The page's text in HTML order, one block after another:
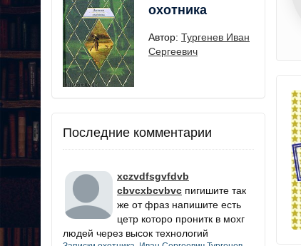
охотника
Автор: Тургенев Иван
Сергеевич
Последние комментарии
xczvdfsgvfdvb
cbvcxbcvbvc пигишите так
же от фраз напишите есть
цетр которо пронитк в мохг
людей через высок технологий